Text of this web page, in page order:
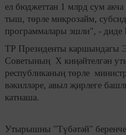
ел бюджеттан 1 млрд сум
тыш, төрле микрозайм,
программалары эшли", - диде
ТР Президенты каршындагы
Советының X киңәйтелгән
республиканың төрле
вәкилләре, авыл җирлеге
катнаша.
Утырышны "Түбәтәй" беренче